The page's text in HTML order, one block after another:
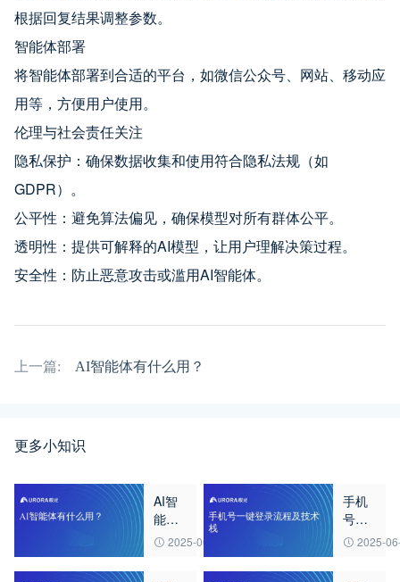
根据回复结果调整参数。
智能体部署
将智能体部署到合适的平台，如微信公众号、网站、移动应
用等，方便用户使用。
伦理与社会责任关注
隐私保护：确保数据收集和使用符合隐私法规（如
GDPR）。
公平性：避免算法偏见，确保模型对所有群体公平。
透明性：提供可解释的AI模型，让用户理解决策过程。
安全性：防止恶意攻击或滥用AI智能体。
上一篇: AI智能体有什么用？
更多小知识
AI智
能体
有什2025-06-28
手机
号一
键登2025-